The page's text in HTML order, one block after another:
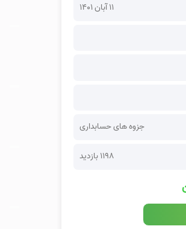
۱۱ آبان ۱۴۰۱
جزوه های حسابداری
1198 بازدید